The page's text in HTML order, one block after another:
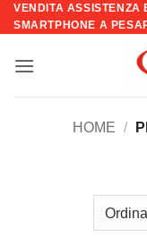
Salta
ai
VENDITA ASSISTENZA
SMARTPHONE A
HOME /